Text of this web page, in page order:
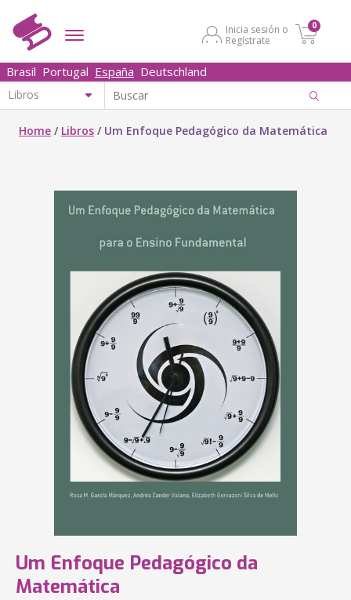
Inicia sesión o
Regístrate
0
Brasil Portugal España Deutschland
Home / Libros / Um Enfoque Pedagógico da Matemática
Um Enfoque Pedagógico da
Matemática